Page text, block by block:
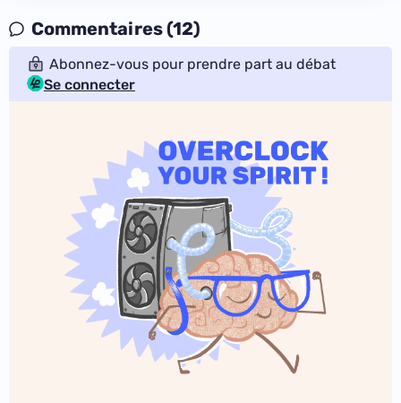
Commentaires (12)
Abonnez-vous pour prendre part au débat
Se connecter